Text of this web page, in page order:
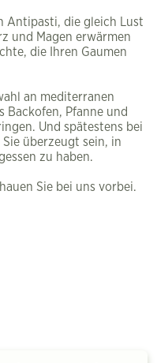
Antipasti, die gleich Lust
und Magen erwärmen
die Ihren Gaumen
an mediterranen
Backofen, Pfanne und
Und spätestens bei
überzeugt sein, in
zu haben.
Sie bei uns vorbei.